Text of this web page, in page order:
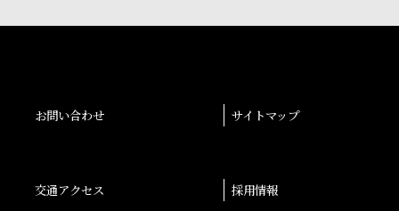
お問い合わせ サイトマップ
交通アクセス 採用情報